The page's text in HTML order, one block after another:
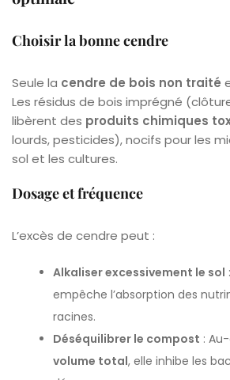
Choisir la bonne cendre
Seule la cendre de bois non traité
Les résidus de bois imprégné
libèrent des produits chimiques
lourds, pesticides), nocifs pour les
sol et les cultures.
Dosage et fréquence
L’excès de cendre peut :
Alkaliser excessivement le sol
empêche l’absorption des
racines.
Déséquilibrer le compost :
volume total, elle inhibe les